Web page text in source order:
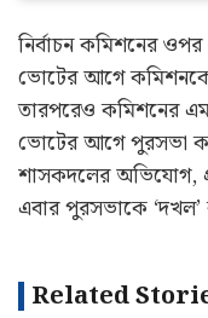
নির্বাচন কমিশনের
ভোটের আগে
তারপরেও কমিশনের
ভোটের আগে পুরসভা
শাসকদলের অভিযোগ,
এবার পুরসভাকে
Related